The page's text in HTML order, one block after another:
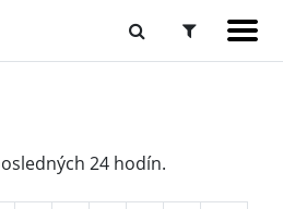
24 hodín.